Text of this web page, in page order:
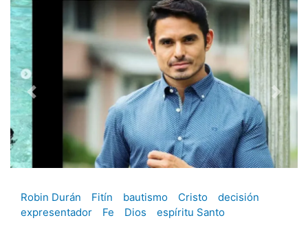
Robin Durán Fitín bautismo Cristo
decisión
expresentador
Fe Dios espíritu Santo